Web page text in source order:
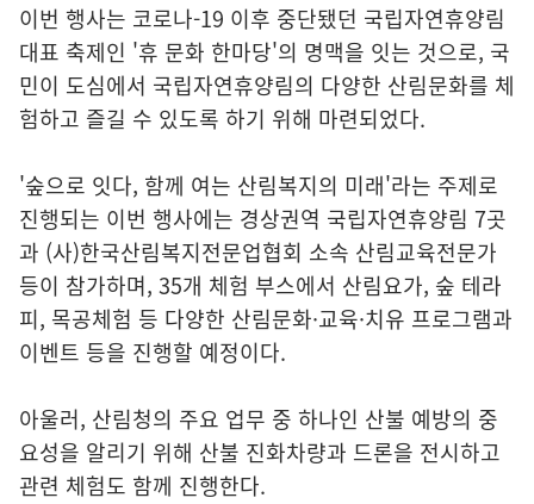
이번 행사는 코로나-19 이후 중단됐던 국립자연휴양림
대표 축제인 '휴 문화 한마당'의 명맥을 잇는 것으로, 국
민이 도심에서 국립자연휴양림의 다양한 산림문화를 체
험하고 즐길 수 있도록 하기 위해 마련되었다.
'숲으로 잇다, 함께 여는 산림복지의 미래'라는 주제로
진행되는 이번 행사에는 경상권역 국립자연휴양림 7곳
과 (사)한국산림복지전문업협회 소속 산림교육전문가
등이 참가하며, 35개 체험 부스에서 산림요가, 숲 테라
피, 목공체험 등 다양한 산림문화·교육·치유 프로그램과
이벤트 등을 진행할 예정이다.
아울러, 산림청의 주요 업무 중 하나인 산불 예방의 중
요성을 알리기 위해 산불 진화차량과 드론을 전시하고
관련 체험도 함께 진행한다.